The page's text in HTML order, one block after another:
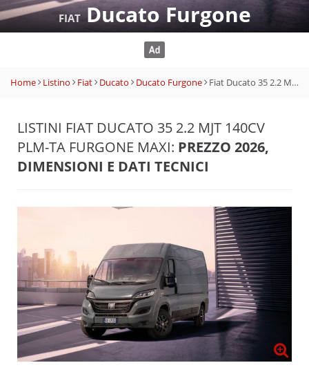
FIATDucato Furgone
Home Listino Fiat Ducato Ducato Furgone Fiat Ducato 35 2.2 Mjt 140CV PLM-TA Furgone Maxi
LISTINI FIAT DUCATO 35 2.2 MJT 140CV
PLM-TA FURGONE MAXI: PREZZO 2026,
DIMENSIONI E DATI TECNICI